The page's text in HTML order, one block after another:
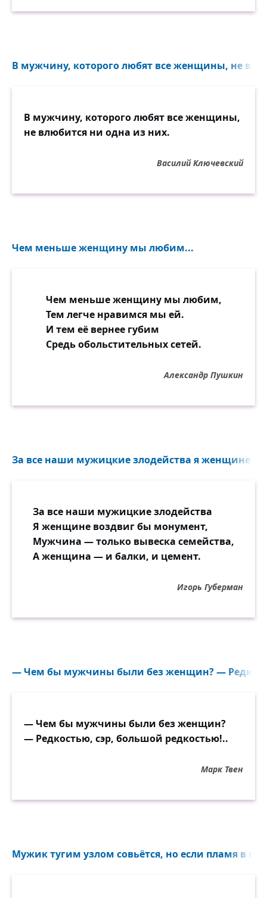
В мужчину, которого любят все женщины, не
В мужчину, которого любят все женщины,
не влюбится ни одна из них.
Василий Ключевский
Чем меньше женщину мы любим...
Чем меньше женщину мы любим,
Тем легче нравимся мы ей.
И тем её вернее губим
Средь обольстительных сетей.
Александр Пушкин
За все наши мужицкие злодейства я женщине
За все наши мужицкие злодейства
Я женщине воздвиг бы монумент,
Мужчина — только вывеска семейства,
А женщина — и балки, и цемент.
Игорь Губерман
— Чем бы мужчины были без женщин? —
— Чем бы мужчины были без женщин?
— Редкостью, сэр, большой редкостью!..
Марк Твен
Мужик тугим узлом совьётся, но если пламя в